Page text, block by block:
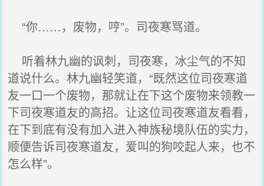
“你……，废物，哼”。司夜寒骂道。
听着林九幽的讽刺，司夜寒，冰尘气的不知
道说什么。林九幽轻笑道，“既然这位司夜寒道
友一口一个废物，那就让在下这个废物来领教一
下司夜寒道友的高招。让这位司夜寒道友看看，
在下到底有没有加入进入神族秘境队伍的实力，
顺便告诉司夜寒道友，爱叫的狗咬起人来，也不
怎么样”。